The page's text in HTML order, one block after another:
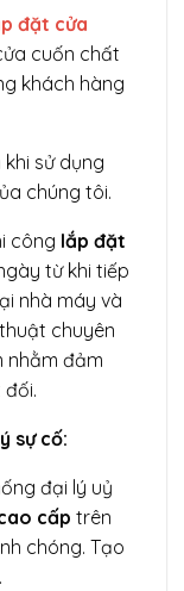
đặt cửa
cuốn chất
khách hàng
sử dụng
chúng tôi.
công lắp đặt
từ khi tiếp
nhà máy và
chuyên
nhằm đảm
sự cố:
đại lý uỷ
cấp trên
chóng. Tạo